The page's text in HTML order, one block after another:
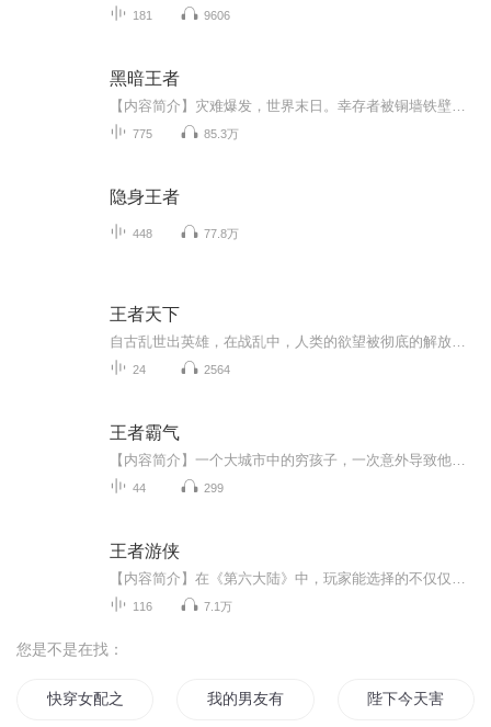
181 9606
黑暗王者
775 85.3万
隐身王者
448 77.8万
王者天下
24 2564
王者霸气
44 299
王者游侠
116 7.1万
您是不是在找：
快穿女配之男主别害羞 我的男友有点害羞怎么办陛下今天害羞了吗